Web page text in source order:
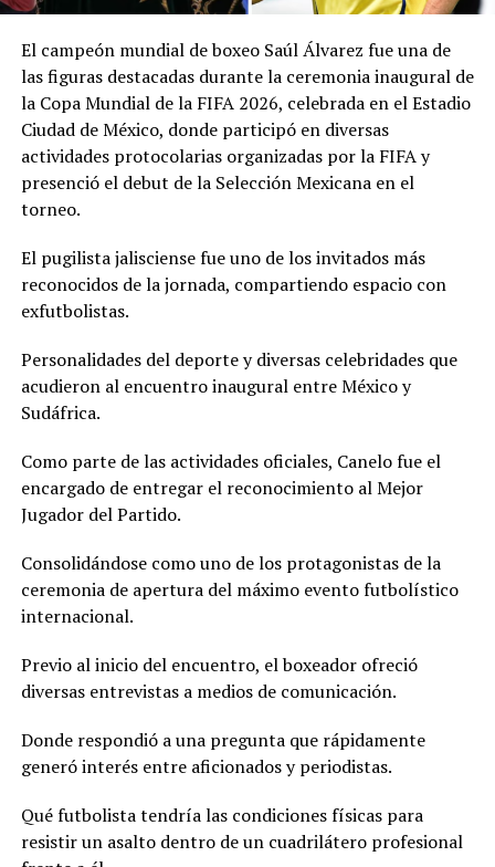
El campeón mundial de boxeo Saúl Álvarez fue una de
las figuras destacadas durante la ceremonia inaugural de
la Copa Mundial de la FIFA 2026, celebrada en el Estadio
Ciudad de México, donde participó en diversas
actividades protocolarias organizadas por la FIFA y
presenció el debut de la Selección Mexicana en el
torneo.
El pugilista jalisciense fue uno de los invitados más
reconocidos de la jornada, compartiendo espacio con
exfutbolistas.
Personalidades del deporte y diversas celebridades que
acudieron al encuentro inaugural entre México y
Sudáfrica.
Como parte de las actividades oficiales, Canelo fue el
encargado de entregar el reconocimiento al Mejor
Jugador del Partido.
Consolidándose como uno de los protagonistas de la
ceremonia de apertura del máximo evento futbolístico
internacional.
Previo al inicio del encuentro, el boxeador ofreció
diversas entrevistas a medios de comunicación.
Donde respondió a una pregunta que rápidamente
generó interés entre aficionados y periodistas.
Qué futbolista tendría las condiciones físicas para
resistir un asalto dentro de un cuadrilátero profesional